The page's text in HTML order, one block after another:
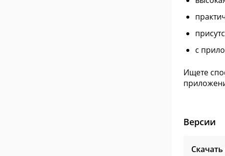
с
Ищете
Версии